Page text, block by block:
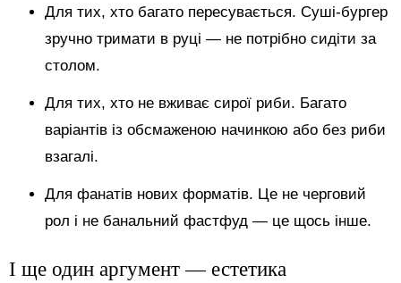
Для тих, хто багато пересувається. Суші-бургер
зручно тримати в руці — не потрібно сидіти за
столом.
Для тих, хто не вживає сирої риби. Багато
варіантів із обсмаженою начинкою або без риби
взагалі.
Для фанатів нових форматів. Це не черговий
рол і не банальний фастфуд — це щось інше.
І ще один аргумент — естетика